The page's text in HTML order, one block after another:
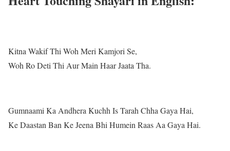
Kitna Wakif Thi Woh Meri Kamjori Se,
Woh Ro Deti Thi Aur Main Haar Jaata Tha.
Gumnaami Ka Andhera Kuchh Is Tarah Chha Gaya Hai,
Ke Daastan Ban Ke Jeena Bhi Humein Raas Aa Gaya Hai.